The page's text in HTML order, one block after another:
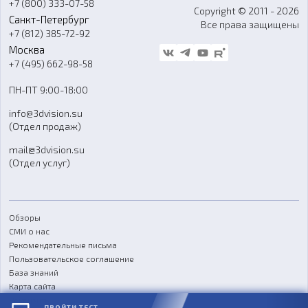
Контакты
Гос. закупки
Стать дилером
Блог
FAQ
+7 (800) 333-07-58
Санкт-Петербург
+7 (812) 385-72-92
Москва
+7 (495) 662-98-58
ПН-ПТ 9:00-18:00
info@3dvision.su
(Отдел продаж)
mail@3dvision.su
(Отдел услуг)
Copyright © 2011 - 2026
Все права защищены
Обзоры
СМИ о нас
Рекомендательные письма
Пользовательское соглашение
База знаний
Карта сайта